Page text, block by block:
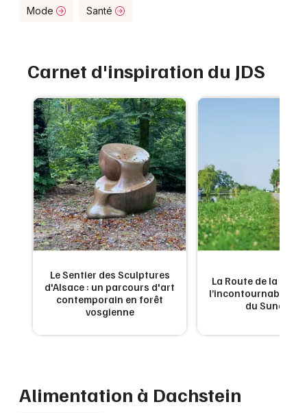
Sports
Sorties famille
Expos
Sorties & loisirs
Commerces et shopping dans le Bas-Rhin
Commerces et shopping en Alsace
Commerces et shopping dans le Grand Est
Artistes en tournée
Paris
Toulouse
Mode Santé
Carnet d'inspiration du JDS
Le Sentier des Sculptures
d'Alsace : un parcours d'art
contemporain en forêt
vosgienne
La Route de la
l’incontournable
du Sundgau
Alimentation à Dachstein